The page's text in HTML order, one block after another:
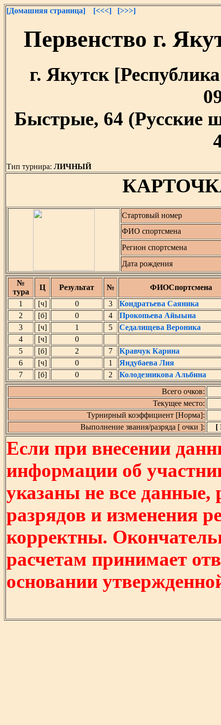
[Домашняя страница] [<<<] [>>>]
Первенство г.
г. Якутск
Быстрые, 64 (Русские
Тип турнира: ЛИЧНЫЙ
Стартовый номер
ФИО спортсмена
Регион спортсмена
Дата рождения
№
тура
Ц Результат №
ФИОСпортсмена
1
[ч] 0 3
Кондратьева Саяника
2
[б] 0 4
Прокопьева Айыына
3
[ч] 1 5
Седалищева Вероника
4
[ч]
0
5
[б] 2 7
Кравчук Карина
6
[ч] 0 1
Яндубаева Лия
7
[б] 0 2
Колодезникова Альбина
Всего очков:
Текущее место:
Турнирный коэффициент [Норма]:
Выполнение звания/разряда [ очки ]:
[
Если при внесении
информации об
указаны не все
разрядов и изменения
корректны.
расчетам принимает
основании